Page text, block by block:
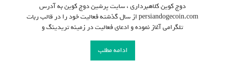
دوج کوین کلاهبرداری ، سایت پرشین دوج کوین به آدرس
persiandogecoin.com از سال گذشته فعالیت خود را در قالب ربات
تلگرامی آغاز نموده و ادعای فعالیت در زمینه تریدینگ و
ادامه مطلب